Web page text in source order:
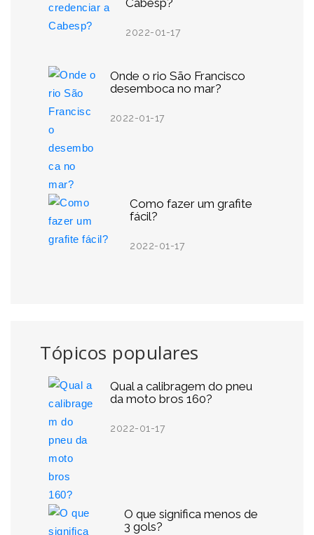
Cabesp?
2022-01-17
Onde o rio São Francisco
desemboca no mar?
2022-01-17
Como fazer um grafite
fácil?
2022-01-17
Tópicos populares
Qual a calibragem do pneu
da moto bros 160?
2022-01-17
O que significa menos de
3 gols?